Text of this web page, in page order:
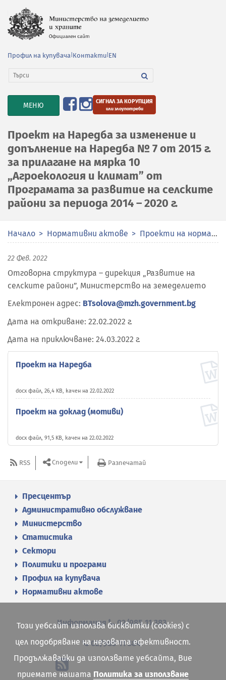
Профил на купувача Контакти EN
TOGGLE
NAVIGATION
МЕНЮ СИГНАЛ ЗА КОРУПЦИЯ
или злоупотреби
Проект на Наредба за изменение и
допълнение на Наредба № 7 от 2015 г.
за прилагане на мярка 10
„Агроекология и климат” от
Програмата за развитие на селските
райони за периода 2014 – 2020 г.
Начало Нормативни актове Проекти на нормативни актове
22 Фев. 2022
Отговорна структура – дирекция „Развитие на
селските райони”, Министерство на земеделието
Електронен адрес: BTsolova@mzh.government.bg
Дата на откриване: 22.02.2022 г.
Дата на приключване: 24.03.2022 г.
Проект на Наредба
docx файл, 26,4 KB, качен на 22.02.2022
Проект на доклад (мотиви)
docx файл, 91,5 KB, качен на 22.02.2022
RSS Сподели Разпечатай
Пресцентър
Административно обслужване
Министерство
Статистика
Сектори
Политики и програми
Профил на купувача
Нормативни актове
Информация 02/985 11 383
02/985 11 384
Този уебсайт използва бисквитки (cookies) с
цел подобряване на неговата ефективност.
Продължавайки да използвате уебсайта, Вие
приемате нашата Политика за използване